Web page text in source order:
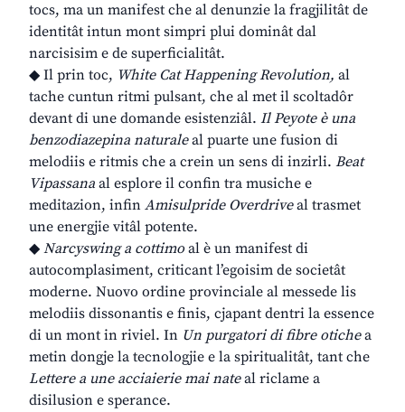
tocs, ma un manifest che al denunzie la fragjilitât de
identitât intun mont simpri plui dominât dal
narcisisim e de superficialitât.
◆ Il prin toc, White Cat Happening Revolution, al
tache cuntun ritmi pulsant, che al met il scoltadôr
devant di une domande esistenziâl. Il Peyote è una
benzodiazepina naturaleal puarte une fusion di
melodiis e ritmis che a crein un sens di inzirli. Beat
Vipassana al esplore il confin tra musiche e
meditazion, infin Amisulpride Overdriveal trasmet
une energjie vitâl potente.
◆ Narcyswing a cottimoal è un manifest di
autocomplasiment, criticant l’egoisim de societât
moderne. Nuovo ordine provinciale al messede lis
melodiis dissonantis e finis, cjapant dentri la essence
di un mont in riviel. In Un purgatori di fibre otichea
metin dongje la tecnologjie e la spiritualitât, tant che
Lettere a une acciaierie mai nateal riclame a
disilusion e sperance.